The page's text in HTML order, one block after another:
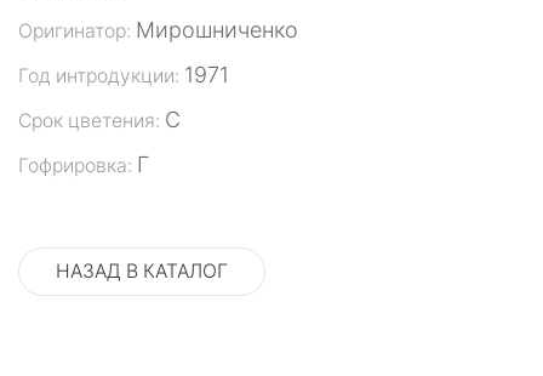
Оригинатор: Мирошниченко
Год интродукции: 1971
Срок цветения: С
Гофрировка: Г
НАЗАД В КАТАЛОГ